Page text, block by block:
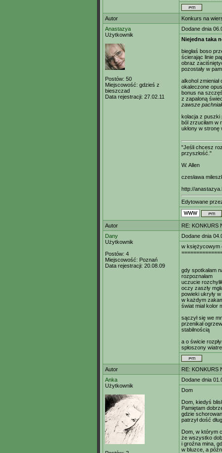
Autor
Konkurs na
Anastazya
Użytkownik
Postów: 50
Miejscowość: gdzieś z
bieszczad
Data rejestracji: 27.02.11
Dodane dnia
Niejedna taka
biegłaś boso
ścierając linie
obraz
pozostały w
alkohol zmieniał
okaleczone
bonus na
z zapaloną
zawsze
kolacja z puszki
ból zrzuciłam w
ukłony w stronę
"Jeśli chcesz
przyszłość."
W. Allen
czesława
http://
Edytowane
Autor
RE: KONKURS
Dany
Użytkownik
Postów: 4
Miejscowość: Poznań
Data rejestracji: 20.08.09
Dodane dnia
w księżycowym
gdy spotkałam
rozpoznałam
uczucie
oczy zaszły
powieki ukryły
w każdym
świat miał kolor
sączył się we
przenikał
stabilnością
a o świcie
spłoszony
Autor
RE: KONKURS
Anka
Użytkownik
Dodane dnia
Dom
Dom, kiedyś
Pamiętam
gdzie
patrzył dość
Dom, w którym
że wszystko
i groźna mina,
w bluzce, a